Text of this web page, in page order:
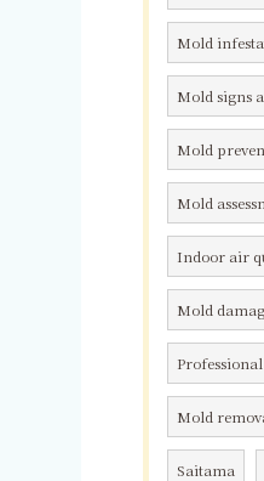
Mold
Mold signs
Mold
Mold
Indoor air
Mold
Mold
Saitama